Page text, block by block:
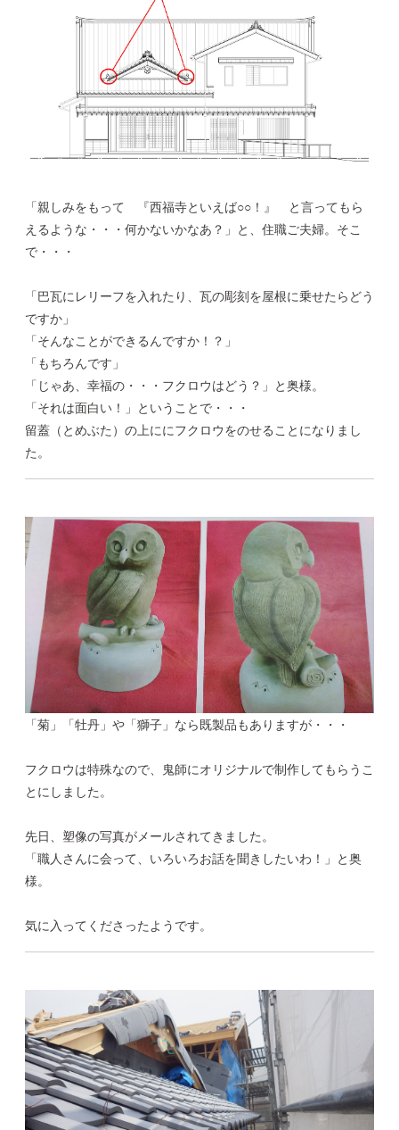
「親しみをもって 『西福寺といえば○○！』 と言ってもら
えるような・・・何かないかなあ？」と、住職ご夫婦。そこ
で・・・
「巴瓦にレリーフを入れたり、瓦の彫刻を屋根に乗せたらどう
ですか」
「そんなことができるんですか！？」
「もちろんです」
「じゃあ、幸福の・・・フクロウはどう？」と奥様。
「それは面白い！」ということで・・・
留蓋（とめぶた）の上ににフクロウをのせることになりまし
た。
「菊」「牡丹」や「獅子」なら既製品もありますが・・・
フクロウは特殊なので、鬼師にオリジナルで制作してもらうこ
とにしました。
先日、塑像の写真がメールされてきました。
「職人さんに会って、いろいろお話を聞きしたいわ！」と奥
様。
気に入ってくださったようです。